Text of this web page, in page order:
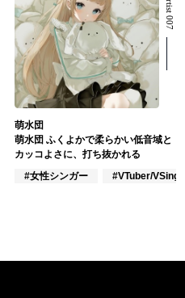
萌水団
萌水団 ふくよかで柔らかい低音域と
カッコよさに、打ち抜かれる
#女性シンガー
#VTuber/VSinger